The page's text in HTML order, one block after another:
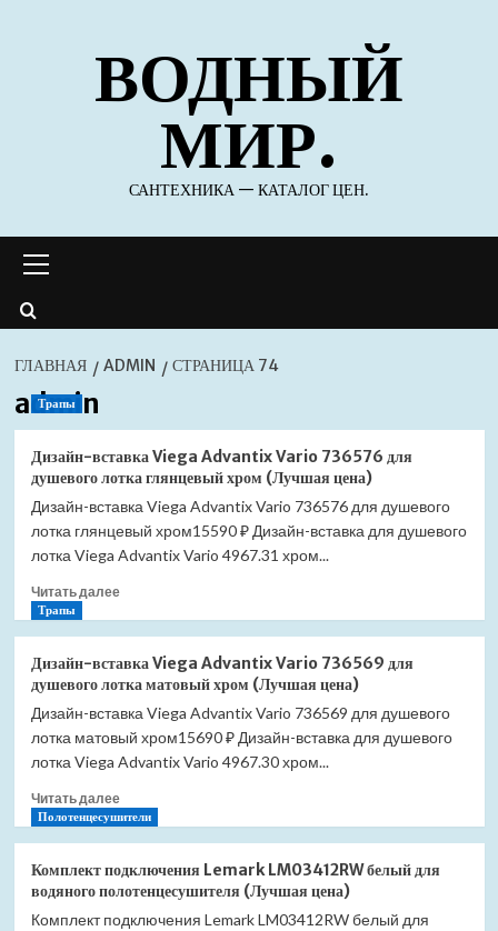
содержимомуВОДНЫЙ
МИР.
САНТЕХНИКА — КАТАЛОГ ЦЕН.
меню
ГЛАВНАЯ ADMIN СТРАНИЦА 74
admin
Трапы
Дизайн-вставка Viega Advantix Vario 736576 для
душевого лотка глянцевый хром (Лучшая цена)
Дизайн-вставка Viega Advantix Vario 736576 для душевого
лотка глянцевый хром15590 ₽ Дизайн-вставка для душевого
лотка Viega Advantix Vario 4967.31 хром...
Читать далееПрочитать
Дизайн-
вставка
Viega
Advantix
Vario
736576
душевого
лотка
глянцевый
Трапы
Дизайн-вставка Viega Advantix Vario 736569 для
душевого лотка матовый хром (Лучшая цена)
Дизайн-вставка Viega Advantix Vario 736569 для душевого
лотка матовый хром15690 ₽ Дизайн-вставка для душевого
лотка Viega Advantix Vario 4967.30 хром...
Читать далееПрочитать
больше
вставка
Viega
Advantix
Полотенцесушители
Комплект подключения Lemark LM03412RW белый для
водяного полотенцесушителя (Лучшая цена)
Комплект подключения Lemark LM03412RW белый для